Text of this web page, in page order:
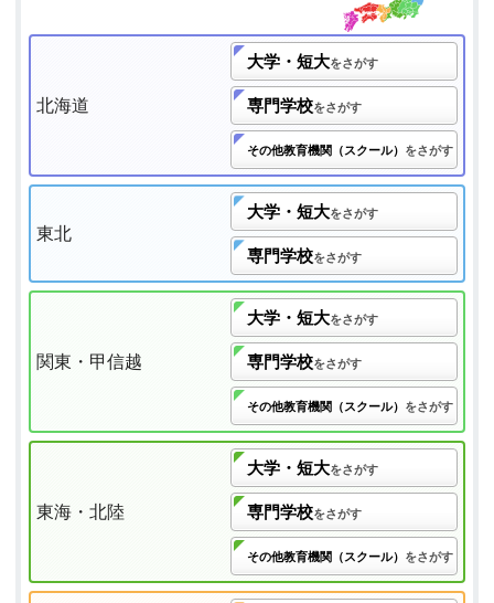
北海道
大学・短大をさがす
専門学校をさがす
その他教育機関（スクール） をさがす
東北
大学・短大をさがす
専門学校をさがす
関東・甲信越
大学・短大をさがす
専門学校をさがす
その他教育機関（スクール） をさがす
東海・北陸
大学・短大をさがす
専門学校をさがす
その他教育機関（スクール） をさがす